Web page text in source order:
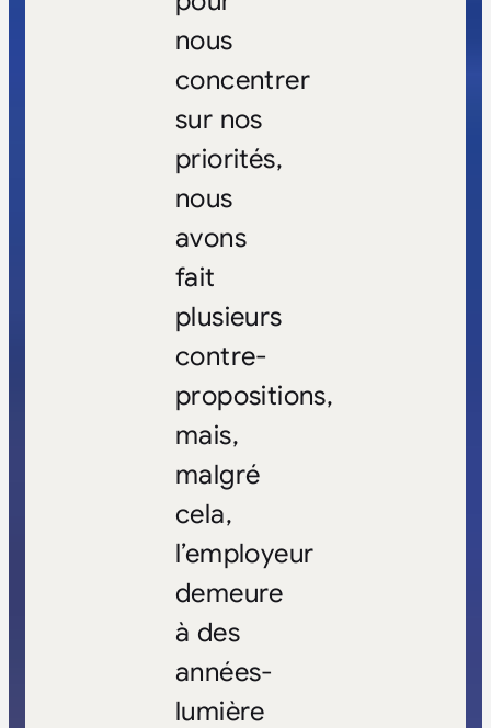
nous
concentrer
sur nos
priorités,
nous
avons
fait
plusieurs
contre-
propositions,
mais,
malgré
cela,
l’employeur
demeure
à des
années-
lumière